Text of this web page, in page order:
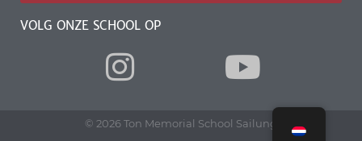
VOLG ONZE SCHOOL OP
© 2026 Ton Memorial School Sailung